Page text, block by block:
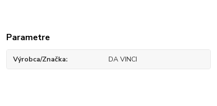
Parametre
Výrobca/Značka DA VINCI